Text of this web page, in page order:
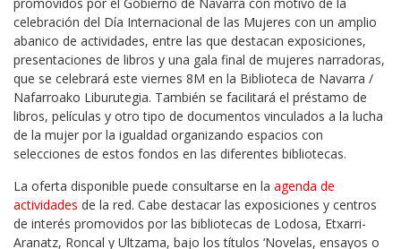
celebración del Día Internacional de las Mujeres con un amplio
abanico de actividades, entre las que destacan exposiciones,
presentaciones de libros y una gala final de mujeres narradoras,
que se celebrará este viernes 8M en la Biblioteca de Navarra /
Nafarroako Liburutegia. También se facilitará el préstamo de
libros, películas y otro tipo de documentos vinculados a la lucha
de la mujer por la igualdad organizando espacios con
selecciones de estos fondos en las diferentes bibliotecas.
La oferta disponible puede consultarse en la agenda de
actividades de la red. Cabe destacar las exposiciones y centros
de interés promovidos por las bibliotecas de Lodosa, Etxarri-
Aranatz, Roncal y Ultzama, bajo los títulos ‘Novelas, ensayos o